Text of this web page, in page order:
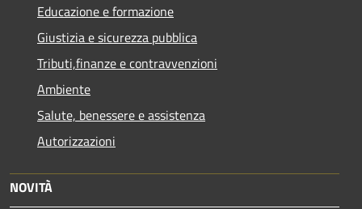
Educazione e formazione
Giustizia e sicurezza pubblica
Tributi,finanze e contravvenzioni
Ambiente
Salute, benessere e assistenza
Autorizzazioni
NOVITÀ